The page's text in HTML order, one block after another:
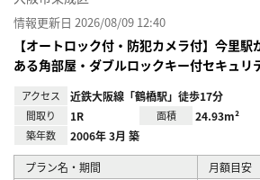
情報更新日 2026/08/09 12:40
【オートロック付・防犯カメラ付】今里
ある角部屋・ダブルロックキー付セキュリ
アクセス 近鉄大阪線「鶴橋駅」徒歩17分
間取り 1R 面積 24.93m²
築年数 2006年 3月 築
プラン名・期間 月額目安